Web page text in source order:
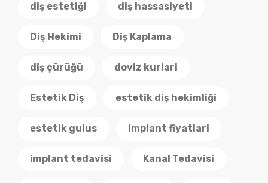
diş estetiği diş hassasiyeti
Diş Hekimi Diş Kaplama
diş çürüğü doviz kurlari
Estetik Diş estetik diş hekimliği
estetik gulus implant fiyatlari
implant tedavisi Kanal Tedavisi